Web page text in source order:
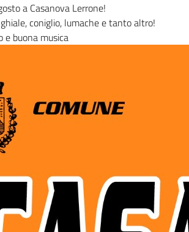
a Casanova Lerrone!
coniglio, lumache e tanto altro!
e buona musica